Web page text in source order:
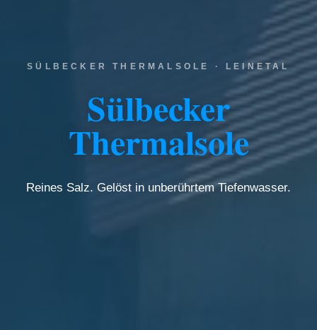
SÜLBECKER THERMALSOLE · LEINETAL
Sülbecker
Thermalsole
Reines Salz. Gelöst in unberührtem Tiefenwasser.